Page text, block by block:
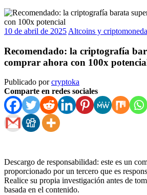
10 de abril de 2025 Altcoins y
Recomendado: la criptografía
comprar ahora con 100x
Publicado porcryptoka
Comparte en redes sociales
Descargo de responsabilidad: este es un
proporcionado por un tercero que es
Realice su propia investigación antes de
basada en el contenido.